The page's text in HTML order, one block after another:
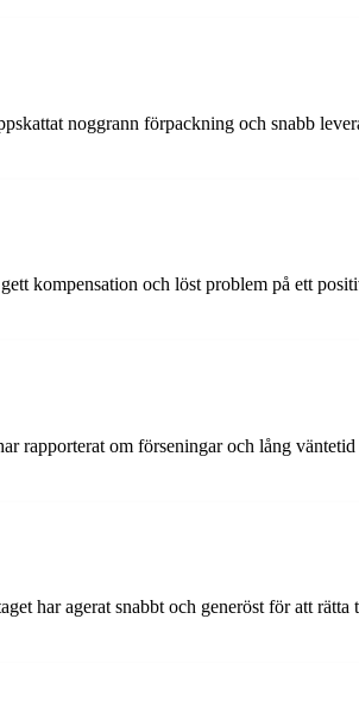
noggrann förpackning och snabb
kompensation och löst problem på ett
rapporterat om förseningar och lång väntetid
har agerat snabbt och generöst för att rätta